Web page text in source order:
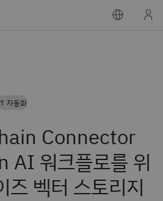
자동화
Connector
AI 워크플로를 위
즈 벡터 스토리지